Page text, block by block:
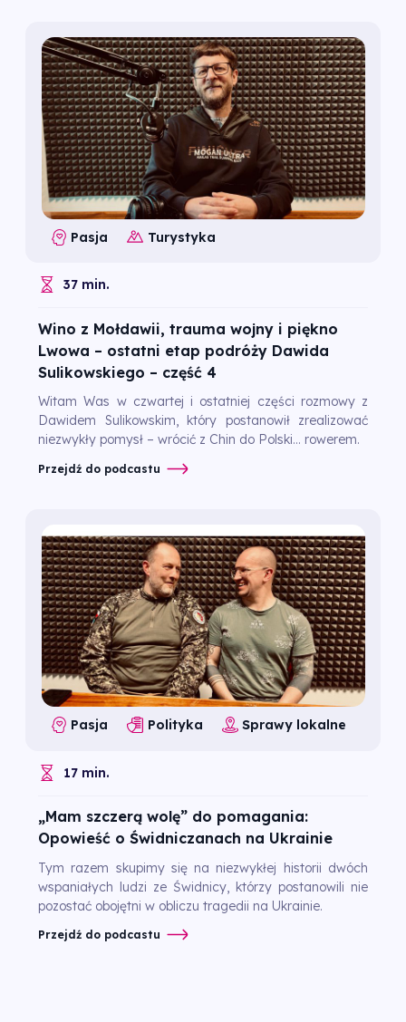
Pasja Turystyka
37 min.
Wino z Mołdawii, trauma wojny i piękno
Lwowa – ostatni etap podróży Dawida
Sulikowskiego – część 4
Witam Was w czwartej i ostatniej części rozmowy z
Dawidem Sulikowskim, który postanowił zrealizować
niezwykły pomysł – wrócić z Chin do Polski… rowerem.
Przejdź do podcastu
Pasja Polityka Sprawy lokalne
17 min.
„Mam szczerą wolę” do pomagania:
Opowieść o Świdniczanach na Ukrainie
Tym razem skupimy się na niezwykłej historii dwóch
wspaniałych ludzi ze Świdnicy, którzy postanowili nie
pozostać obojętni w obliczu tragedii na Ukrainie.
Przejdź do podcastu